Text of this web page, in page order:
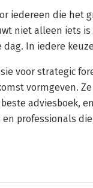
iedereen die het
niet alleen iets
dag. In iedere
voor strategic
vormgeven.
adviesboek, en
professionals